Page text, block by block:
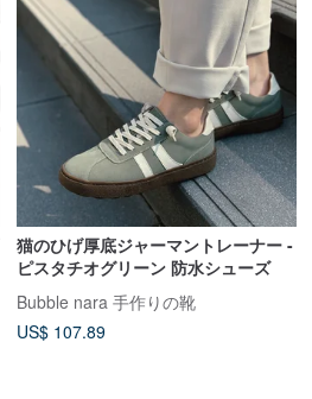
猫のひげ厚底ジャーマントレーナー -
ピスタチオグリーン 防水シューズ
Bubble nara 手作りの靴
US$ 107.89